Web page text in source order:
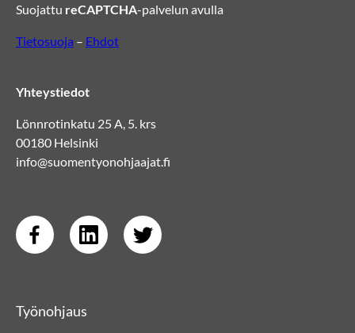
Suojattu reCAPTCHA-palvelun avulla
Tietosuoja – Ehdot
Yhteystiedot
Lönnrotinkatu 25 A, 5. krs
00180 Helsinki
info@suomentyonohjaajat.fi
Työnohjaus